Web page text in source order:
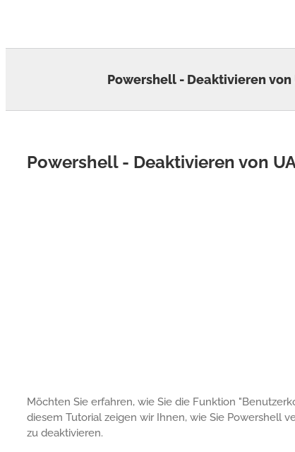
Powershell - Deaktivieren von
Powershell - Deaktivieren von
Möchten Sie erfahren, wie Sie die Funktion
diesem Tutorial zeigen wir Ihnen, wie Sie Powershell
zu deaktivieren.